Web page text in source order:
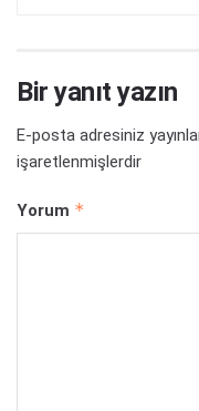
Bir yanıt yazın
E-posta adresiniz
işaretlenmişlerdir
Yorum *